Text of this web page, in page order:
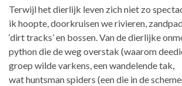
Terwijl het dierlijk leven zich niet zo
ik hoopte, doorkruisen we rivieren,
‘dirt tracks’ en bossen. Van de dierlijke
python die de weg overstak (waarom
groep wilde varkens, een wandelende tak,
wat huntsman spiders (een die in de